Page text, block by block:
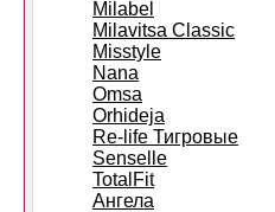
Milabel
Milavitsa Classic
Misstyle
Nana
Omsa
Orhideja
Re-life Тигровые
Senselle
TotalFit
Ангела